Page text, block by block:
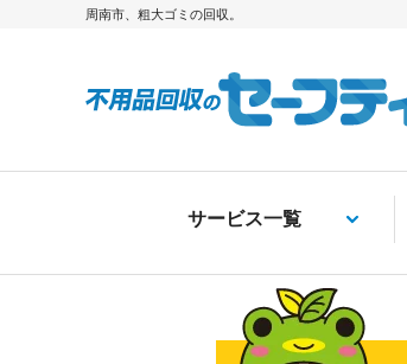
周南市、粗大ゴミの回収。
サービス一覧